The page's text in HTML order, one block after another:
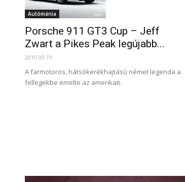
Autómánia
Porsche 911 GT3 Cup – Jeff
Zwart a Pikes Peak legújabb...
2010.09.19.
A farmotoros, hátsókerékhajtású német legenda a
fellegekbe emelte az amerikait.